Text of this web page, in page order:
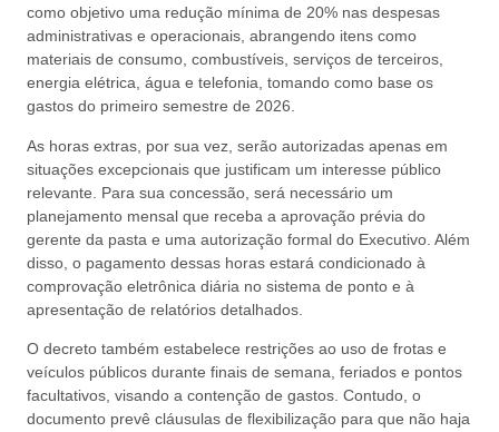
como objetivo uma redução mínima de 20% nas despesas
administrativas e operacionais, abrangendo itens como
materiais de consumo, combustíveis, serviços de terceiros,
energia elétrica, água e telefonia, tomando como base os
gastos do primeiro semestre de 2026.
As horas extras, por sua vez, serão autorizadas apenas em
situações excepcionais que justificam um interesse público
relevante. Para sua concessão, será necessário um
planejamento mensal que receba a aprovação prévia do
gerente da pasta e uma autorização formal do Executivo. Além
disso, o pagamento dessas horas estará condicionado à
comprovação eletrônica diária no sistema de ponto e à
apresentação de relatórios detalhados.
O decreto também estabelece restrições ao uso de frotas e
veículos públicos durante finais de semana, feriados e pontos
facultativos, visando a contenção de gastos. Contudo, o
documento prevê cláusulas de flexibilização para que não haja